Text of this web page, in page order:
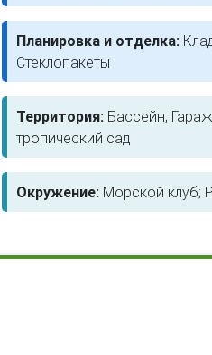
Планировка и отделка:
Стеклопакеты
Территория: Бассейн;
тропический сад
Окружение: Морской клуб;